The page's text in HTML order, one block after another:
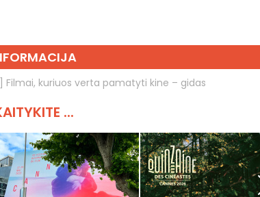
Filmai, kuriuos verta pamatyti kine – gidas
...